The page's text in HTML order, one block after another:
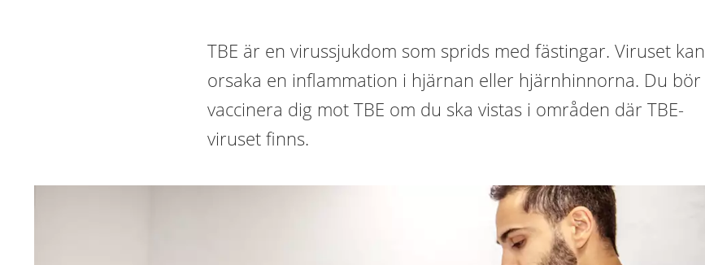
TBE är en virussjukdom som sprids med fästingar. Viruset kan
orsaka en inflammation i hjärnan eller hjärnhinnorna. Du bör
vaccinera dig mot TBE om du ska vistas i områden där TBE-
viruset finns.